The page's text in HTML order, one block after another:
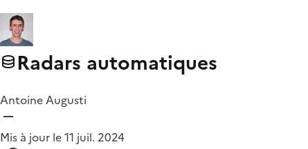
Radars automatiques
Antoine Augusti
Mis à jour le 11 juil. 2024